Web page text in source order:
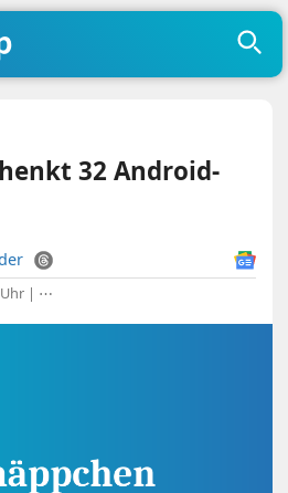
32 Android-
| ⋯